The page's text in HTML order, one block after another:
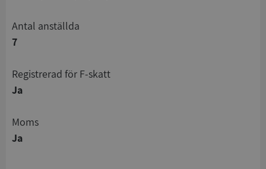
Antal anställda
7
registrerad för F-skatt
Ja
Moms
Ja